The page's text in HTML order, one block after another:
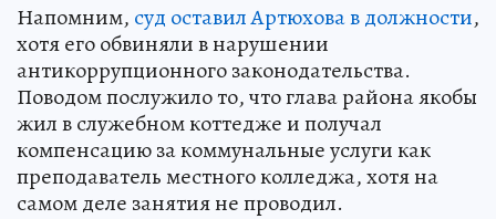
Напомним, суд оставил Артюхова в должности,
хотя его обвиняли в нарушении
антикоррупционного законодательства.
Поводом послужило то, что глава района якобы
жил в служебном коттедже и получал
компенсацию за коммунальные услуги как
преподаватель местного колледжа, хотя на
самом деле занятия не проводил.